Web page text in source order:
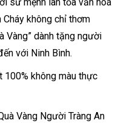
sứ mệnh lan tỏa văn hoá
không chỉ thơm
Vàng” dành tặng người
với Ninh Bình.
100% không màu thực
Vàng Người Tràng An